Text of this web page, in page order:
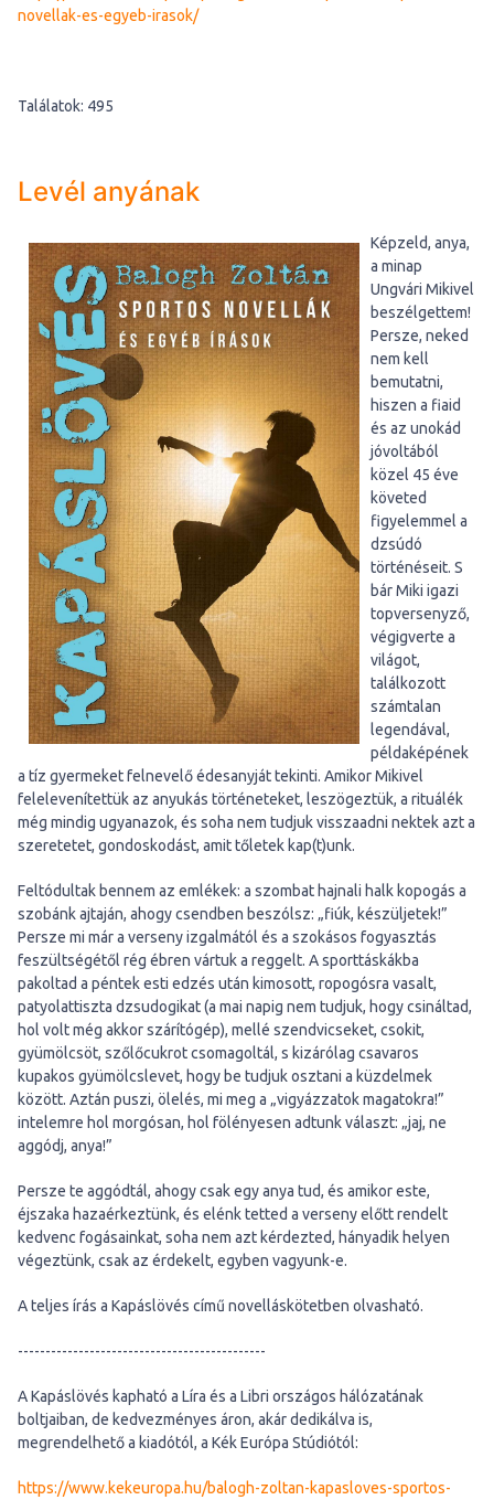
novellak-es-egyeb-irasok/
Találatok: 495
Levél anyának
Képzeld, anya,
a minap
Ungvári Mikivel
beszélgettem!
Persze, neked
nem kell
bemutatni,
hiszen a fiaid
és az unokád
jóvoltából
közel 45 éve
követed
figyelemmel a
dzsúdó
történéseit. S
bár Miki igazi
topversenyző,
végigverte a
világot,
találkozott
számtalan
legendával,
példaképének
a tíz gyermeket felnevelő édesanyját tekinti. Amikor Mikivel
felelevenítettük az anyukás történeteket, leszögeztük, a rituálék
még mindig ugyanazok, és soha nem tudjuk visszaadni nektek azt a
szeretetet, gondoskodást, amit tőletek kap(t)unk.
Feltódultak bennem az emlékek: a szombat hajnali halk kopogás a
szobánk ajtaján, ahogy csendben beszólsz: „fiúk, készüljetek!”
Persze mi már a verseny izgalmától és a szokásos fogyasztás
feszültségétől rég ébren vártuk a reggelt. A sporttáskákba
pakoltad a péntek esti edzés után kimosott, ropogósra vasalt,
patyolattiszta dzsudogikat (a mai napig nem tudjuk, hogy csináltad,
hol volt még akkor szárítógép), mellé szendvicseket, csokit,
gyümölcsöt, szőlőcukrot csomagoltál, s kizárólag csavaros
kupakos gyümölcslevet, hogy be tudjuk osztani a küzdelmek
között. Aztán puszi, ölelés, mi meg a „vigyázzatok magatokra!”
intelemre hol morgósan, hol fölényesen adtunk választ: „jaj, ne
aggódj, anya!”
Persze te aggódtál, ahogy csak egy anya tud, és amikor este,
éjszaka hazaérkeztünk, és elénk tetted a verseny előtt rendelt
kedvenc fogásainkat, soha nem azt kérdezted, hányadik helyen
végeztünk, csak az érdekelt, egyben vagyunk-e.
A teljes írás a Kapáslövés című novelláskötetben olvasható.
---------------------------------------------
A Kapáslövés kapható a Líra és a Libri országos hálózatának
boltjaiban, de kedvezményes áron, akár dedikálva is,
megrendelhető a kiadótól, a Kék Európa Stúdiótól:
https://www.kekeuropa.hu/balogh-zoltan-kapasloves-sportos-